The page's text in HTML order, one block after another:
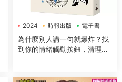
2024 時報出版 電子書
為什麼別人講一句就爆炸？找
到你的情緒觸動按鈕，清理負